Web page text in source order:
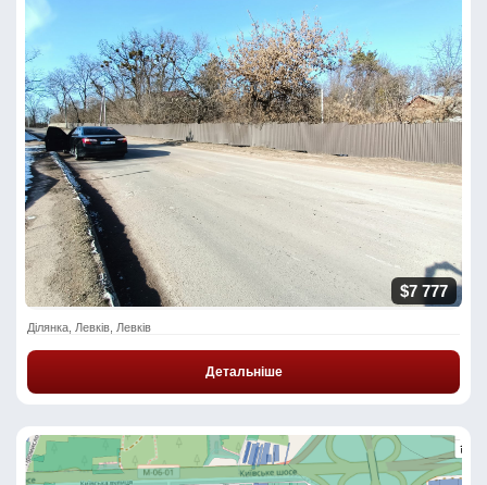
$7 777
Ділянка, Левків, Левків
Детальніше